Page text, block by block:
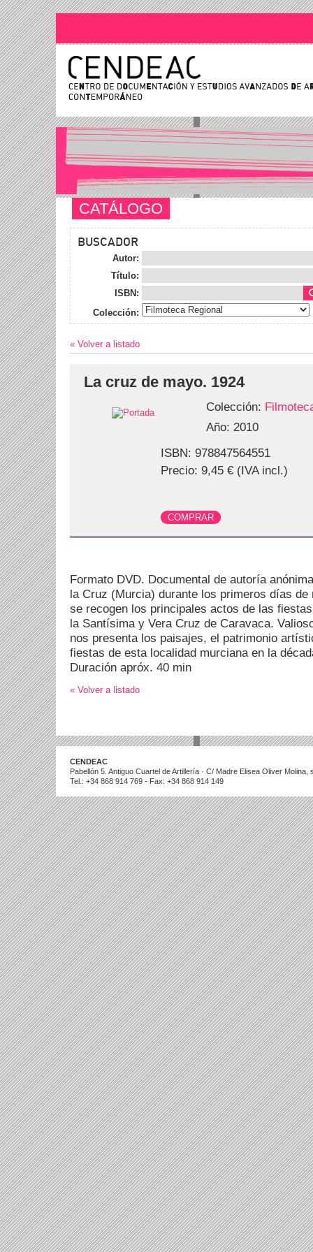
CATÁLOGO
BUSCADOR
Autor:
Título:
ISBN:
Colección:
« Volver a listado
La cruz de mayo. 1924
Colección:
Año: 2010
ISBN: 978847564551
Precio: 9,45 € (IVA incl.)
Formato DVD. Documental de autoría
la Cruz (Murcia) durante los primeros días de
se recogen los principales actos de las
la Santísima y Vera Cruz de Caravaca.
nos presenta los paisajes, el patrimonio
fiestas de esta localidad murciana en la
Duración apróx. 40 min
« Volver a listado
CENDEAC
Pabellón 5. Antiguo Cuartel de Artillería · C/ Madre Elisea Oliver
Tel.: +34 868 914 769 - Fax: +34 868 914 149